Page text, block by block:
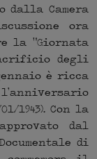
dalla Camera
ora
la “Giornata
degli
è ricca
1943). Con la
dal
di